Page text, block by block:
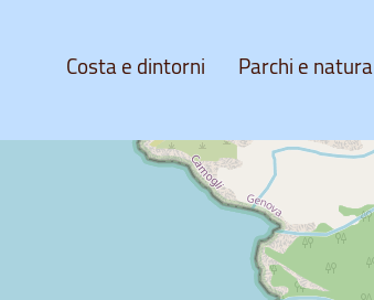
Costa e dintorni Parchi e natura